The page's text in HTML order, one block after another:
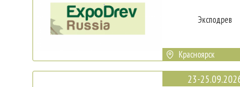
Эксподрев
Красноярск
23-